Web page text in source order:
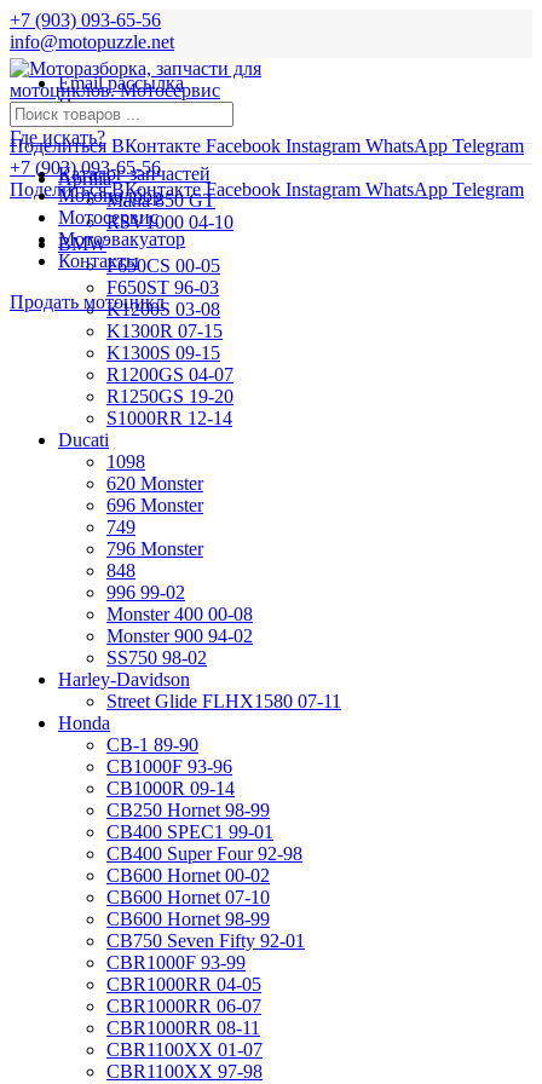
+7 (903) 093-65-56
info@motopuzzle.net
Email рассылка
Новости
Поделиться ВКонтакте Facebook Instagram WhatsApp Telegram
+7 (903) 093-65-56
Поделиться ВКонтакте Facebook Instagram WhatsApp Telegram
Где искать?
Aprilia
Mana 850 GT
RSV1000 04-10
BMW
F650CS 00-05
F650ST 96-03
K1200S 03-08
K1300R 07-15
K1300S 09-15
R1200GS 04-07
R1250GS 19-20
S1000RR 12-14
Ducati
1098
620 Monster
696 Monster
749
796 Monster
848
996 99-02
Monster 400 00-08
Monster 900 94-02
SS750 98-02
Harley-Davidson
Street Glide FLHX1580 07-11
Honda
CB-1 89-90
CB1000F 93-96
CB1000R 09-14
CB250 Hornet 98-99
CB400 SPEC1 99-01
CB400 Super Four 92-98
CB600 Hornet 00-02
CB600 Hornet 07-10
CB600 Hornet 98-99
CB750 Seven Fifty 92-01
CBR1000F 93-99
CBR1000RR 04-05
CBR1000RR 06-07
CBR1000RR 08-11
CBR1100XX 01-07
CBR1100XX 97-98
Каталог запчастей
Мотоподбор
Мотосервис
Мотоэвакуатор
Контакты
Продать мотоцикл